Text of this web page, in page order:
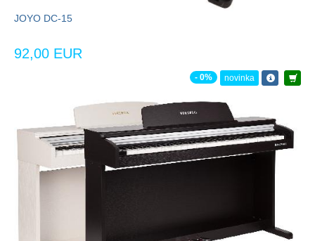
JOYO DC-15
92,00 EUR
- 0% novinka